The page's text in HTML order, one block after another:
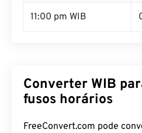
11:00 pm WIB
Converter WIB
fusos horários
FreeConvert.com pode